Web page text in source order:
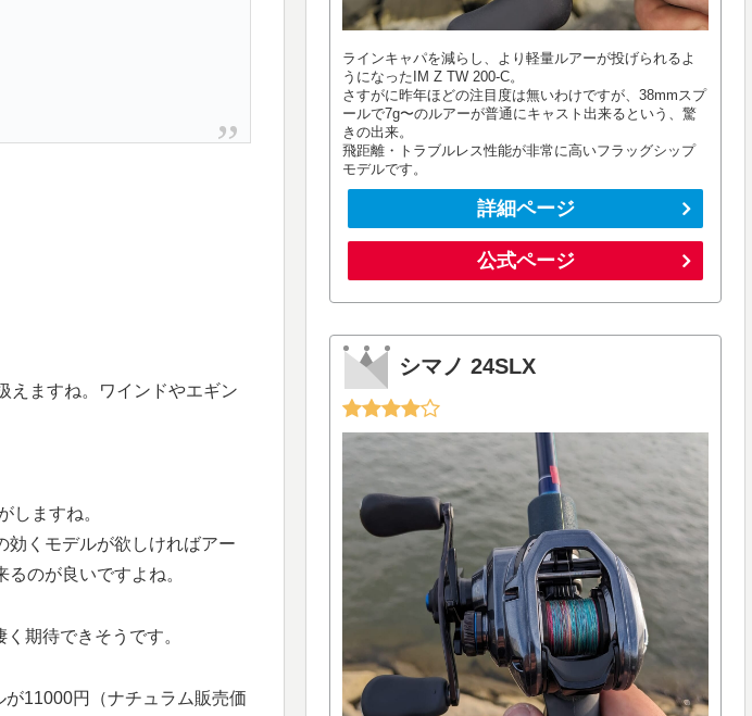
えますね。ワインドやエギン
しますね。
効くモデルが欲しければアー
のが良いですよね。
期待できそうです。
11000円（ナチュラム販売価
ラインキャパを減らし、より軽量ルアーが投げられるよ
うになったIM Z TW 200-C。
さすがに昨年ほどの注目度は無いわけですが、38mmスプ
ールで7g〜のルアーが普通にキャスト出来るという、驚
きの出来。
飛距離・トラブルレス性能が非常に高いフラッグシップ
モデルです。
詳細ページ
公式ページ
シマノ 24SLX